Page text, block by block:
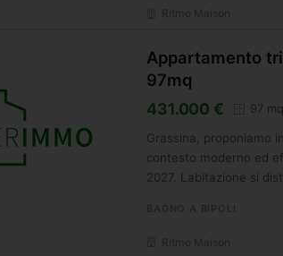
Appartamento
97mq
431.000 € 97 mq
Grassina, proponiamo
contesto moderno ed
2027. Labitazione si